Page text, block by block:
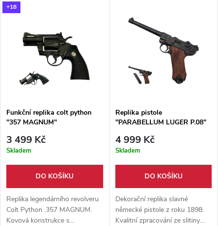
+18
Funkční replika colt python
"357 MAGNUM"
3 499 Kč
Skladem
DO KOŠÍKU
Replika legendárního revolveru
Colt Python .357 MAGNUM.
Kovová konstrukce s
Replika pistole
"PARABELLUM LUGER P.08"
4 999 Kč
Skladem
DO KOŠÍKU
Dekorační replika slavné
německé pistole z roku 1898.
Kvalitní zpracování ze slitiny